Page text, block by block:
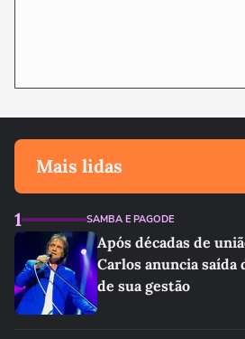
Mais lidas
1 SAMBA E PAGODE
Após décadas de
Carlos anuncia saída
de sua gestão